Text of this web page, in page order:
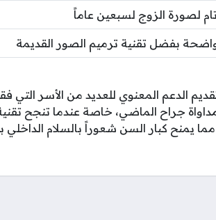
لصورة الزوج لسبعين عاماً
بفضل تقنية ترميم الصور القديمة
الدعم المعنوي للعديد من الأسر التي
جراح الماضي، خاصة عندما تنجح
يمنح كبار السن شعوراً بالسلام الداخلي